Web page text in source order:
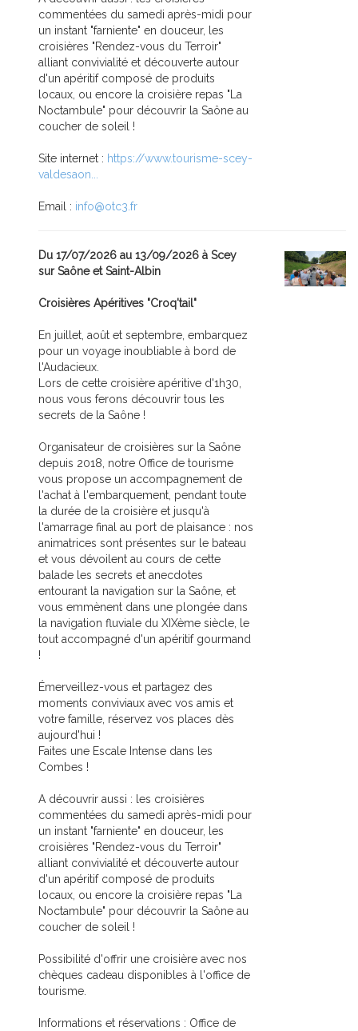
commentées du samedi après-midi pour
un instant "farniente" en douceur, les
croisières "Rendez-vous du Terroir"
alliant convivialité et découverte autour
d'un apéritif composé de produits
locaux, ou encore la croisière repas "La
Noctambule" pour découvrir la Saône au
coucher de soleil !
Site internet : https://www.tourisme-scey-
valdesaon...
Email : info@otc3.fr
Du 17/07/2026 au 13/09/2026 à Scey
sur Saône et Saint-Albin
Croisières Apéritives "Croq'tail"
En juillet, août et septembre, embarquez
pour un voyage inoubliable à bord de
l'Audacieux.
Lors de cette croisière apéritive d'1h30,
nous vous ferons découvrir tous les
secrets de la Saône !
Organisateur de croisières sur la Saône
depuis 2018, notre Office de tourisme
vous propose un accompagnement de
l'achat à l'embarquement, pendant toute
la durée de la croisière et jusqu'à
l'amarrage final au port de plaisance : nos
animatrices sont présentes sur le bateau
et vous dévoilent au cours de cette
balade les secrets et anecdotes
entourant la navigation sur la Saône, et
vous emmènent dans une plongée dans
la navigation fluviale du XIXème siècle, le
tout accompagné d'un apéritif gourmand
!
Émerveillez-vous et partagez des
moments conviviaux avec vos amis et
votre famille, réservez vos places dès
aujourd'hui !
Faites une Escale Intense dans les
Combes !
A découvrir aussi : les croisières
commentées du samedi après-midi pour
un instant "farniente" en douceur, les
croisières "Rendez-vous du Terroir"
alliant convivialité et découverte autour
d'un apéritif composé de produits
locaux, ou encore la croisière repas "La
Noctambule" pour découvrir la Saône au
coucher de soleil !
Possibilité d'offrir une croisière avec nos
chèques cadeau disponibles à l'office de
tourisme.
Informations et réservations : Office de